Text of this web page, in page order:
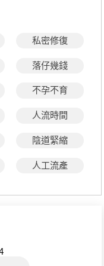
私密修復
落仔幾錢
不孕不育
人流時間
陰道緊縮
人工流產